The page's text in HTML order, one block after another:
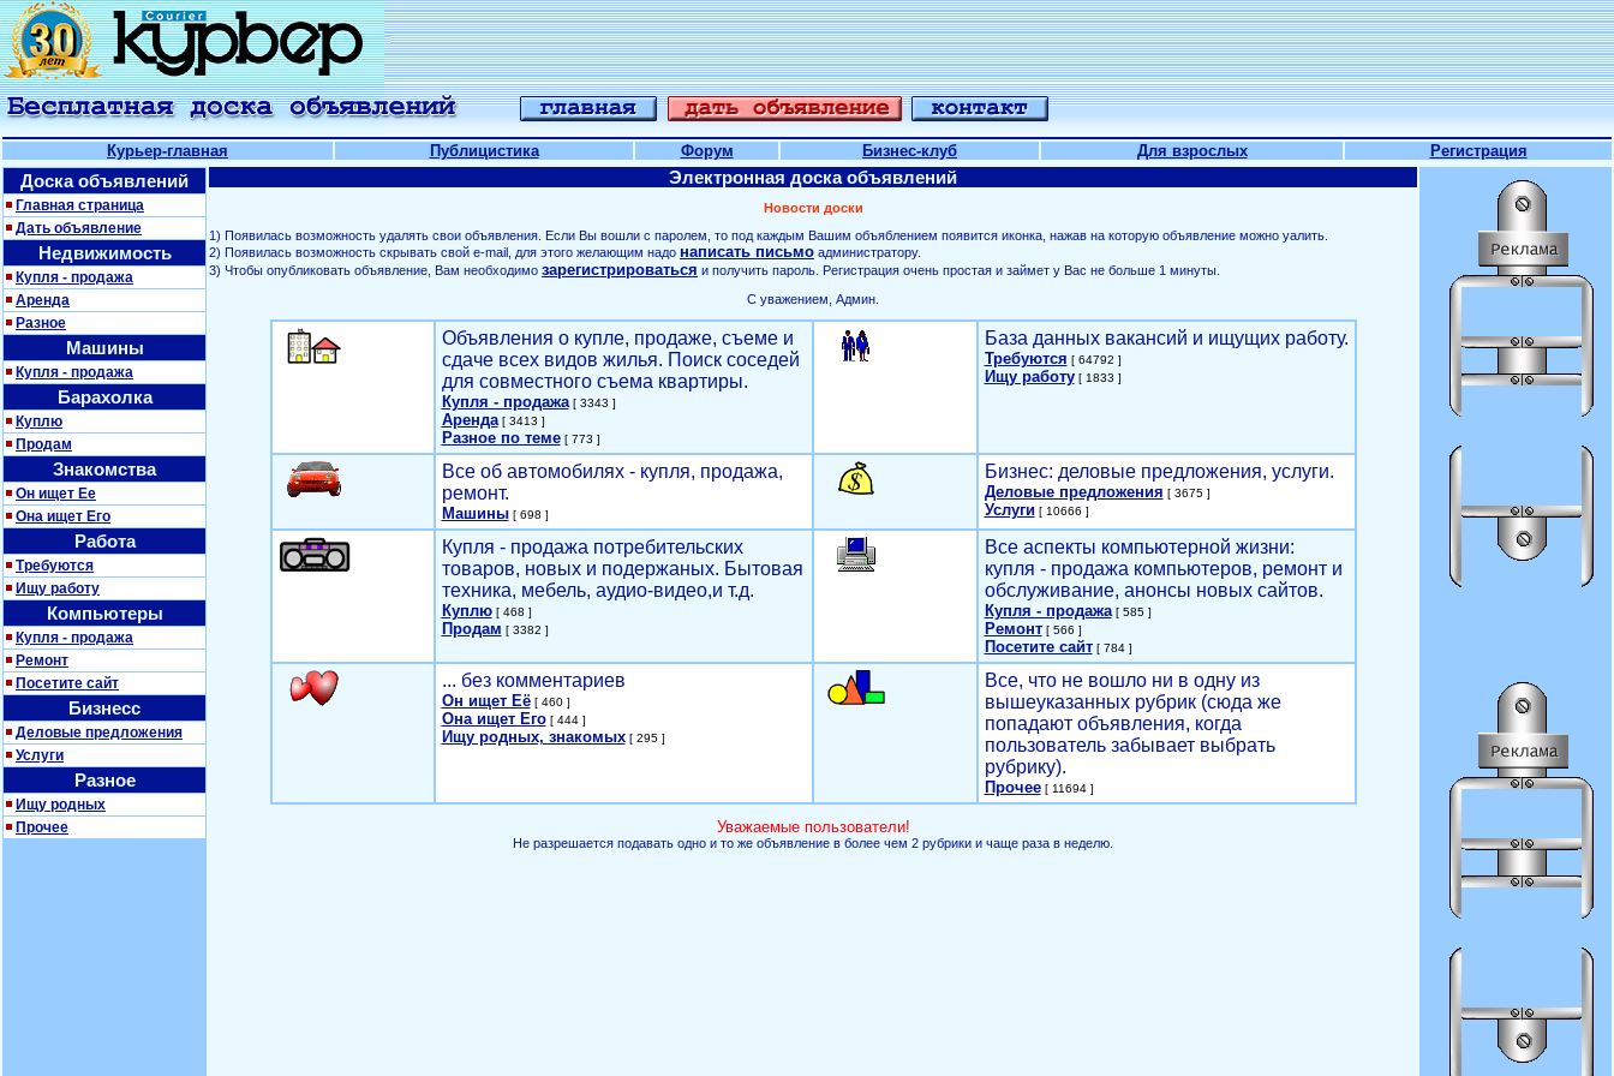
Курьер-главная Публицистика Форум Бизнес-клуб Для взрослых Регистрация
Доска объявлений
Главная страница
Дать объявление
Недвижимость
Купля - продажа
Аренда
Разное
Машины
Купля - продажа
Барахолка
Куплю
Продам
Знакомства
Он ищет Ее
Она ищет Его
Работа
Требуются
Ищу работу
Компьютеры
Купля - продажа
Ремонт
Посетите сайт
Бизнесс
Деловые предложения
Услуги
Разное
Ищу родных
Прочее
Электронная доска объявлений
Новости доски
1) Появилась возможность удалять свои объявления. Если Вы вошли с паролем, то под каждым Вашим объяблением появится иконка, нажав на которую объявление можно уалить.
2) Появилась возможность скрывать свой е-mail, для этого желающим надо написать письмо администратору.
3) Чтобы опубликовать объявление, Вам необходимо зарегистрироваться и получить пароль. Регистрация очень простая и займет у Вас не больше 1 минуты.
С уважением, Админ.
Объявления о купле, продаже, съеме и
сдаче всех видов жилья. Поиск соседей
для совместного съема квартиры.
Купля - продажа[ 3343 ]
Аренда[ 3413 ]
Разное по теме[ 773 ]
База данных вакансий и ищущих работу.
Требуются [ 64792 ]
Ищу работу[ 1833 ]
Все об автомобилях - купля, продажа,
ремонт.
Машины[ 698 ]
Бизнес: деловые предложения, услуги.
Деловые предложения [ 3675 ]
Услуги[ 10666 ]
Купля - продажа потребительских
товаров, новых и подержаных. Бытовая
техника, мебель, аудио-видео,и т.д.
Куплю[ 468 ]
Продам [ 3382 ]
Все аспекты компьютерной жизни:
купля - продажа компьютеров, ремонт и
обслуживание, анонсы новых сайтов.
Купля - продажа[ 585 ]
Ремонт[ 566 ]
Посетите сайт[ 784 ]
... без комментариев
Он ищет Её[ 460 ]
Она ищет Его[ 444 ]
Ищу родных, знакомых[ 295 ]
Все, что не вошло ни в одну из
вышеуказанных рубрик (сюда же
попадают объявления, когда
пользователь забывает выбрать
рубрику).
Прочее[ 11694 ]
Уважаемые пользователи!
Не разрешается подавать одно и то же объявление в более чем 2 рубрики и чаще раза в неделю.